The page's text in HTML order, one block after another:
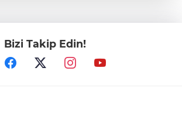
ADEM YAYLACI ELDİVAN'DA DUALARLA
TOPRAĞA VERİLDİ
Bizi Takip Edin!